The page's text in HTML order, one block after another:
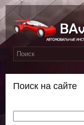
Поиск на сайте